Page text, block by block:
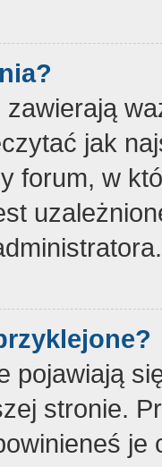
zawierają
jak
forum, w
pojawiają
stronie.
je